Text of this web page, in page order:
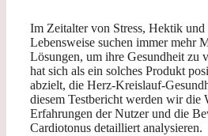
Im Zeitalter von Stress, Hektik und
Lebensweise suchen immer mehr
Lösungen, um ihre Gesundheit zu
hat sich als ein solches Produkt
abzielt, die Herz-Kreislauf-
diesem Testbericht werden wir die
Erfahrungen der Nutzer und die
Cardiotonus detailliert analysieren.